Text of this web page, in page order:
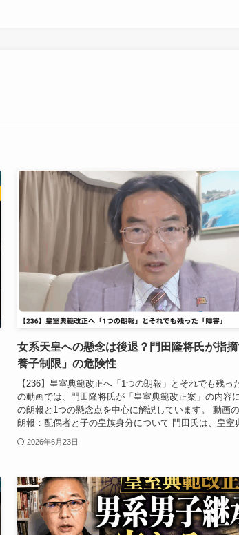
女系天皇への懸念は後退？門田隆将氏が指
養子制限」の危険性
【236】皇室典範改正へ「1つの朗報」とそれでも残っ
の動画では、門田隆将氏が「皇室典範改正案」の内容
の朗報と1つの懸念点を中心に解説しています。 動画の
朗報：配偶者と子の皇族身分について 門田氏は、皇室
2026年6月23日